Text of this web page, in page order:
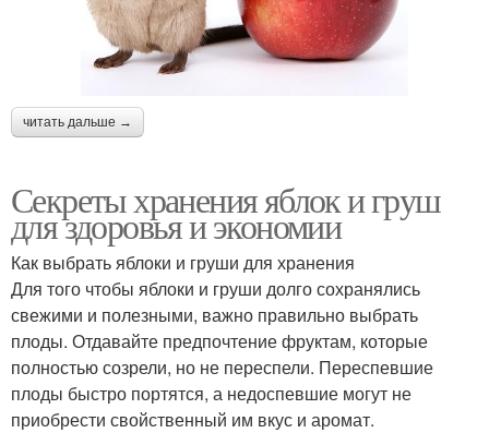
читать дальше →
Секреты хранения яблок и груш
для здоровья и экономии
Как выбрать яблоки и груши для хранения
Для того чтобы яблоки и груши долго сохранялись
свежими и полезными, важно правильно выбрать
плоды. Отдавайте предпочтение фруктам, которые
полностью созрели, но не переспели. Переспевшие
плоды быстро портятся, а недоспевшие могут не
приобрести свойственный им вкус и аромат.